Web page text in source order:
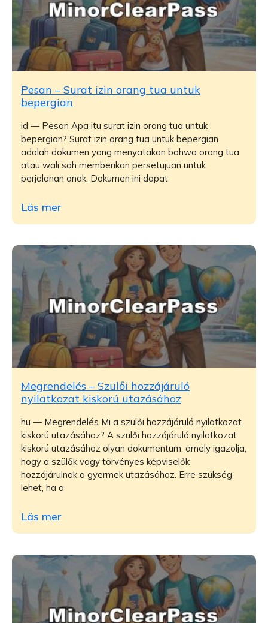
Pesan – Surat izin orang tua untuk
bepergian
id — Pesan Apa itu surat izin orang tua untuk
bepergian? Surat izin orang tua untuk bepergian
adalah dokumen yang menyatakan bahwa orang tua
atau wali sah memberikan persetujuan untuk
perjalanan anak. Dokumen ini dapat
Läs mer
Megrendelés – Szülői hozzájáruló
nyilatkozat kiskorú utazásához
hu — Megrendelés Mi a szülői hozzájáruló nyilatkozat
kiskorú utazásához? A szülői hozzájáruló nyilatkozat
kiskorú utazásához olyan dokumentum, amely igazolja,
hogy a szülők vagy törvényes képviselők
hozzájárulnak a gyermek utazásához. Erre szükség
lehet, ha a
Läs mer